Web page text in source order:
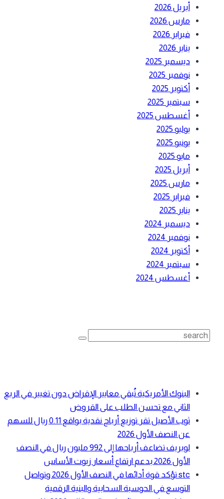
أبريل 2026
مارس 2026
فبراير 2026
يناير 2026
ديسمبر 2025
نوفمبر 2025
أكتوبر 2025
سبتمبر 2025
أغسطس 2025
يوليو 2025
يونيو 2025
مايو 2025
أبريل 2025
مارس 2025
فبراير 2025
يناير 2025
ديسمبر 2024
نوفمبر 2024
أكتوبر 2024
سبتمبر 2024
أغسطس 2024
Search
البنوك الأمريكية تُبقي معايير الإقراض دون تغيير في الربع
الثاني مع تحسن الطلب على القروض
ثوب الأصيل تقر توزيع أرباح نقدية بواقع 0.11 ريال للسهم
عن النصف الأول 2026
لوبريف تضاعف أرباحها إلى 992 مليون ريال في النصف
الأول 2026 بدعم ارتفاع أسعار زيوت الأساس
stc تؤكد قوة أدائها في النصف الأول 2026 وتواصل
التوسع في الحوسبة السحابية والبنية الرقمية